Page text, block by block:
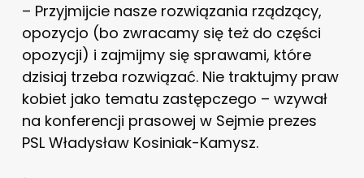
– Przyjmijcie nasze rozwiązania rządzący,
opozycjo (bo zwracamy się też do części
opozycji) i zajmijmy się sprawami, które
dzisiaj trzeba rozwiązać. Nie traktujmy praw
kobiet jako tematu zastępczego – wzywał
na konferencji prasowej w Sejmie prezes
PSL Władysław Kosiniak-Kamysz.